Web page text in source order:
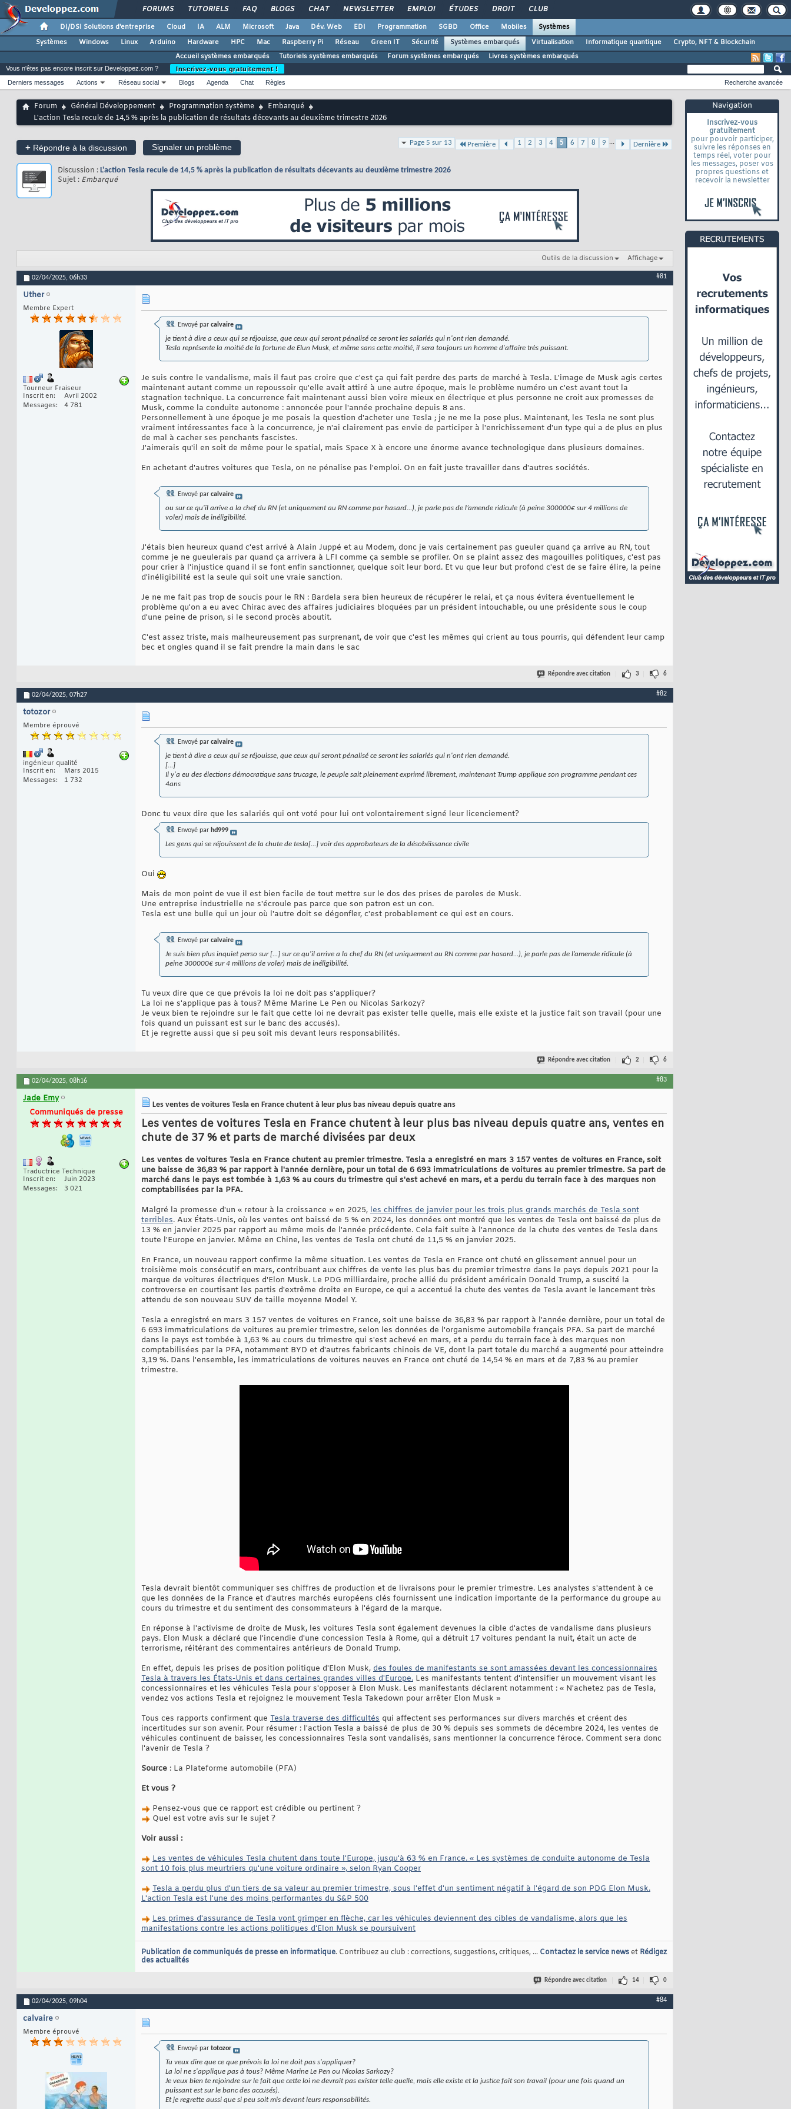
FORUMS TUTORIELS FAQ BLOGS CHAT NEWSLETTER EMPLOI ÉTUDES DROIT CLUB
DI/DSI Solutions d'entreprise Cloud IA ALM Microsoft Java Dév. Web EDI Programmation SGBD Office Mobiles
Systèmes
Systèmes
Windows Linux Arduino Hardware HPC Mac Raspberry Pi Réseau Green IT Sécurité Systèmes embarqués Virtualisation Informatique quantique
Crypto, NFT & Blockchain
Accueil systèmes embarqués
Tutoriels systèmes embarqués Forum systèmes embarqués Livres systèmes embarqués
Navigation
Inscrivez-vous
gratuitement
pour pouvoir participer,
suivre les réponses en
temps réel, voter pour
les messages, poser vos
propres questions et
recevoir la newsletter
Vous n'êtes pas encore inscrit sur Developpez.com ?
Inscrivez-vous gratuitement !
Derniers messages
Actions Réseau social Blogs Agenda Chat Règles Recherche avancée
Forum Général Développement Programmation système
Embarqué
L'action Tesla recule de 14,5 % après la publication de résultats décevants au deuxième trimestre 2026
+ Répondre à la discussion Signaler un problème Page 5 sur 13 Première 1 2 3 4 5 6 7 8 9 ... Dernière
Discussion : L'action Tesla recule de 14,5 % après la publication de résultats décevants au deuxième trimestre 2026
Sujet : Embarqué
Outils de la discussion Affichage
02/04/2025, 06h33 #81
Uther
Membre Expert
Tourneur Fraiseur
Inscrit en
Avril 2002
Messages
4 781
Envoyé par calvaire
je tient à dire a ceux qui se réjouisse, que ceux qui seront pénalisé ce seront les salariés qui n'ont rien demandé.
Tesla représente la moitié de la fortune de Elun Musk, et même sans cette moitié, il sera toujours un homme d'affaire très puissant.
Je suis contre le vandalisme, mais il faut pas croire que c'est ça qui fait perdre des parts de marché à Tesla. L'image de Musk agis certes
maintenant autant comme un repoussoir qu'elle avait attiré à une autre époque, mais le problème numéro un c'est avant tout la
stagnation technique. La concurrence fait maintenant aussi bien voire mieux en électrique et plus personne ne croit aux promesses de
Musk, comme la conduite autonome : annoncée pour l'année prochaine depuis 8 ans.
Personnellement à une époque je me posais la question d'acheter une Tesla ; je ne me la pose plus. Maintenant, les Tesla ne sont plus
vraiment intéressantes face à la concurrence, je n'ai clairement pas envie de participer à l'enrichissement d'un type qui a de plus en plus
de mal à cacher ses penchants fascistes.
J'aimerais qu'il en soit de même pour le spatial, mais Space X à encore une énorme avance technologique dans plusieurs domaines.
En achetant d'autres voitures que Tesla, on ne pénalise pas l'emploi. On en fait juste travailler dans d'autres sociétés.
Envoyé par calvaire
ou sur ce qu'il arrive a la chef du RN (et uniquement au RN comme par hasard...), je parle pas de l’amende ridicule (à peine 300000€ sur 4 millions de
voler) mais de inéligibilité.
J'étais bien heureux quand c'est arrivé à Alain Juppé et au Modem, donc je vais certainement pas gueuler quand ça arrive au RN, tout
comme je ne gueulerais par quand ça arrivera à LFI comme ça semble se profiler. On se plaint assez des magouilles politiques, c'est pas
pour crier à l'injustice quand il se font enfin sanctionner, quelque soit leur bord. Et vu que leur but profond c'est de se faire élire, la peine
d'inéligibilité est la seule qui soit une vraie sanction.
Je ne me fait pas trop de soucis pour le RN : Bardela sera bien heureux de récupérer le relai, et ça nous évitera éventuellement le
problème qu'on a eu avec Chirac avec des affaires judiciaires bloquées par un président intouchable, ou une présidente sous le coup
d'une peine de prison, si le second procès aboutit.
C'est assez triste, mais malheureusement pas surprenant, de voir que c'est les mêmes qui crient au tous pourris, qui défendent leur camp
bec et ongles quand il se fait prendre la main dans le sac
Répondre avec citation 3 6
02/04/2025, 07h27 #82
totozor
Membre éprouvé
ingénieur qualité
Inscrit en
Mars 2015
Messages
1 732
Envoyé par calvaire
je tient à dire a ceux qui se réjouisse, que ceux qui seront pénalisé ce seront les salariés qui n'ont rien demandé.
[...]
Il y'a eu des élections démocratique sans trucage, le peuple sait pleinement exprimé librement, maintenant Trump applique son programme pendant ces
4ans
Donc tu veux dire que les salariés qui ont voté pour lui ont volontairement signé leur licenciement?
Envoyé par hd999
Les gens qui se réjouissent de la chute de tesla[...] voir des approbateurs de la désobéissance civile
Oui
Mais de mon point de vue il est bien facile de tout mettre sur le dos des prises de paroles de Musk.
Une entreprise industrielle ne s'écroule pas parce que son patron est un con.
Tesla est une bulle qui un jour où l'autre doit se dégonfler, c'est probablement ce qui est en cours.
Envoyé par calvaire
Je suis bien plus inquiet perso sur [...] sur ce qu'il arrive a la chef du RN (et uniquement au RN comme par hasard...), je parle pas de l’amende ridicule (à
peine 300000€ sur 4 millions de voler) mais de inéligibilité.
Tu veux dire que ce que prévois la loi ne doit pas s'appliquer?
La loi ne s'applique pas à tous? Même Marine Le Pen ou Nicolas Sarkozy?
Je veux bien te rejoindre sur le fait que cette loi ne devrait pas exister telle quelle, mais elle existe et la justice fait son travail (pour une
fois quand un puissant est sur le banc des accusés).
Et je regrette aussi que si peu soit mis devant leurs responsabilités.
Répondre avec citation 2 6
02/04/2025, 08h16 #83
Jade Emy
Communiqués de presse
Traductrice Technique
Inscrit en
Juin 2023
Messages
3 021
Les ventes de voitures Tesla en France chutent à leur plus bas niveau depuis quatre ans
Les ventes de voitures Tesla en France chutent à leur plus bas niveau depuis quatre ans, ventes en
chute de 37 % et parts de marché divisées par deux
Les ventes de voitures Tesla en France chutent au premier trimestre. Tesla a enregistré en mars 3 157 ventes de voitures en France, soit
une baisse de 36,83 % par rapport à l'année dernière, pour un total de 6 693 immatriculations de voitures au premier trimestre. Sa part de
marché dans le pays est tombée à 1,63 % au cours du trimestre qui s'est achevé en mars, et a perdu du terrain face à des marques non
comptabilisées par la PFA.
Malgré la promesse d'un « retour à la croissance » en 2025, les chiffres de janvier pour les trois plus grands marchés de Tesla sont
terribles. Aux États-Unis, où les ventes ont baissé de 5 % en 2024, les données ont montré que les ventes de Tesla ont baissé de plus de
13 % en janvier 2025 par rapport au même mois de l'année précédente. Cela fait suite à l'annonce de la chute des ventes de Tesla dans
toute l'Europe en janvier. Même en Chine, les ventes de Tesla ont chuté de 11,5 % en janvier 2025.
En France, un nouveau rapport confirme la même situation. Les ventes de Tesla en France ont chuté en glissement annuel pour un
troisième mois consécutif en mars, contribuant aux chiffres de vente les plus bas du premier trimestre dans le pays depuis 2021 pour la
marque de voitures électriques d'Elon Musk. Le PDG milliardaire, proche allié du président américain Donald Trump, a suscité la
controverse en courtisant les partis d'extrême droite en Europe, ce qui a accentué la chute des ventes de Tesla avant le lancement très
attendu de son nouveau SUV de taille moyenne Model Y.
Tesla a enregistré en mars 3 157 ventes de voitures en France, soit une baisse de 36,83 % par rapport à l'année dernière, pour un total de
6 693 immatriculations de voitures au premier trimestre, selon les données de l'organisme automobile français PFA. Sa part de marché
dans le pays est tombée à 1,63 % au cours du trimestre qui s'est achevé en mars, et a perdu du terrain face à des marques non
comptabilisées par la PFA, notamment BYD et d'autres fabricants chinois de VE, dont la part totale du marché a augmenté pour atteindre
3,19 %. Dans l'ensemble, les immatriculations de voitures neuves en France ont chuté de 14,54 % en mars et de 7,83 % au premier
trimestre.
Tesla devrait bientôt communiquer ses chiffres de production et de livraisons pour le premier trimestre. Les analystes s'attendent à ce
que les données de la France et d'autres marchés européens clés fournissent une indication importante de la performance du groupe au
cours du trimestre et du sentiment des consommateurs à l'égard de la marque.
En réponse à l'activisme de droite de Musk, les voitures Tesla sont également devenues la cible d'actes de vandalisme dans plusieurs
pays. Elon Musk a déclaré que l'incendie d'une concession Tesla à Rome, qui a détruit 17 voitures pendant la nuit, était un acte de
terrorisme, réitérant des commentaires antérieurs de Donald Trump.
En effet, depuis les prises de position politique d'Elon Musk, des foules de manifestants se sont amassées devant les concessionnaires
Tesla à travers les États-Unis et dans certaines grandes villes d'Europe. Les manifestants tentent d'intensifier un mouvement visant les
concessionnaires et les véhicules Tesla pour s'opposer à Elon Musk. Les manifestants déclarent notamment : « N'achetez pas de Tesla,
vendez vos actions Tesla et rejoignez le mouvement Tesla Takedown pour arrêter Elon Musk »
Tous ces rapports confirment que Tesla traverse des difficultés qui affectent ses performances sur divers marchés et créent des
incertitudes sur son avenir. Pour résumer : l'action Tesla a baissé de plus de 30 % depuis ses sommets de décembre 2024, les ventes de
véhicules continuent de baisser, les concessionnaires Tesla sont vandalisés, sans mentionner la concurrence féroce. Comment sera donc
l'avenir de Tesla ?
Source : La Plateforme automobile (PFA)
Et vous ?
Pensez-vous que ce rapport est crédible ou pertinent ?
Quel est votre avis sur le sujet ?
Voir aussi :
Les ventes de véhicules Tesla chutent dans toute l'Europe, jusqu'à 63 % en France. « Les systèmes de conduite autonome de Tesla
sont 10 fois plus meurtriers qu'une voiture ordinaire », selon Ryan Cooper
Tesla a perdu plus d'un tiers de sa valeur au premier trimestre, sous l'effet d'un sentiment négatif à l'égard de son PDG Elon Musk.
L'action Tesla est l'une des moins performantes du S&P 500
Les primes d'assurance de Tesla vont grimper en flèche, car les véhicules deviennent des cibles de vandalisme, alors que les
manifestations contre les actions politiques d'Elon Musk se poursuivent
Publication de communiqués de presse en informatique. Contribuez au club : corrections, suggestions, critiques, ... Contactez le service newset Rédigez
des actualités
Répondre avec citation 14 0
02/04/2025, 09h04 #84
calvaire
Membre éprouvé
Envoyé par totozor
Tu veux dire que ce que prévois la loi ne doit pas s'appliquer?
La loi ne s'applique pas à tous? Même Marine Le Pen ou Nicolas Sarkozy?
Je veux bien te rejoindre sur le fait que cette loi ne devrait pas exister telle quelle, mais elle existe et la justice fait son travail (pour une fois quand un
puissant est sur le banc des accusés).
Et je regrette aussi que si peu soit mis devant leurs responsabilités.